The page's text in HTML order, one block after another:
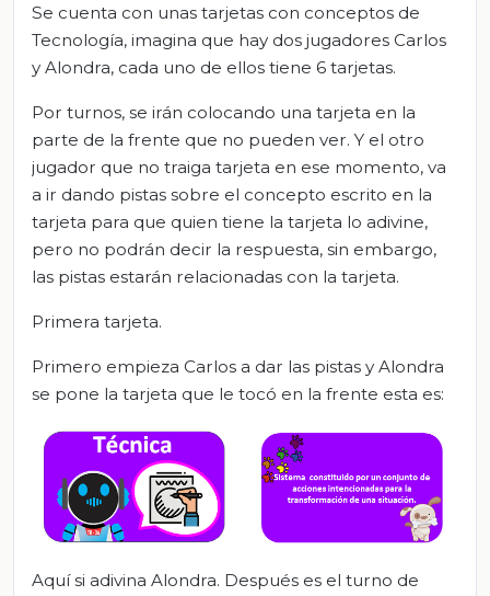
Se cuenta con unas tarjetas con conceptos de
Tecnología, imagina que hay dos jugadores Carlos
y Alondra, cada uno de ellos tiene 6 tarjetas.
Por turnos, se irán colocando una tarjeta en la
parte de la frente que no pueden ver. Y el otro
jugador que no traiga tarjeta en ese momento, va
a ir dando pistas sobre el concepto escrito en la
tarjeta para que quien tiene la tarjeta lo adivine,
pero no podrán decir la respuesta, sin embargo,
las pistas estarán relacionadas con la tarjeta.
Primera tarjeta.
Primero empieza Carlos a dar las pistas y Alondra
se pone la tarjeta que le tocó en la frente esta es:
Aquí si adivina Alondra. Después es el turno de